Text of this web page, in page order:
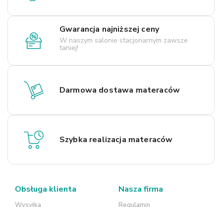
Gwarancja najniższej ceny
W naszym salonie stacjonarnym zawsze
taniej!
Darmowa dostawa materaców
Szybka realizacja materaców
Obsługa klienta
Wysyłka
Nasza firma
Regulamin